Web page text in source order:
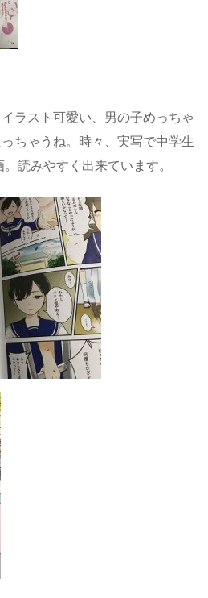
ラスト可愛い、男の子めっちゃ
ちゃうね。時々、実写で中学生
読みやすく出来ています。